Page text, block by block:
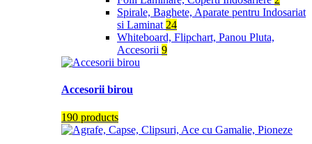
Spirale, Baghete, Aparate pentru Indosariat
si Laminat 24
Whiteboard, Flipchart, Panou Pluta,
Accesorii 9
Accesorii birou
190 products